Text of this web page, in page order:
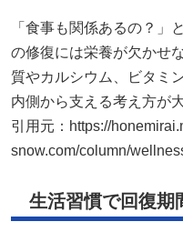
「食事も関係あるの？」
の修復には栄養が欠かせ
質やカルシウム、ビタミ
内側から支える考え方が
引用元： https://
snow.com/column/
生活習慣で回復期